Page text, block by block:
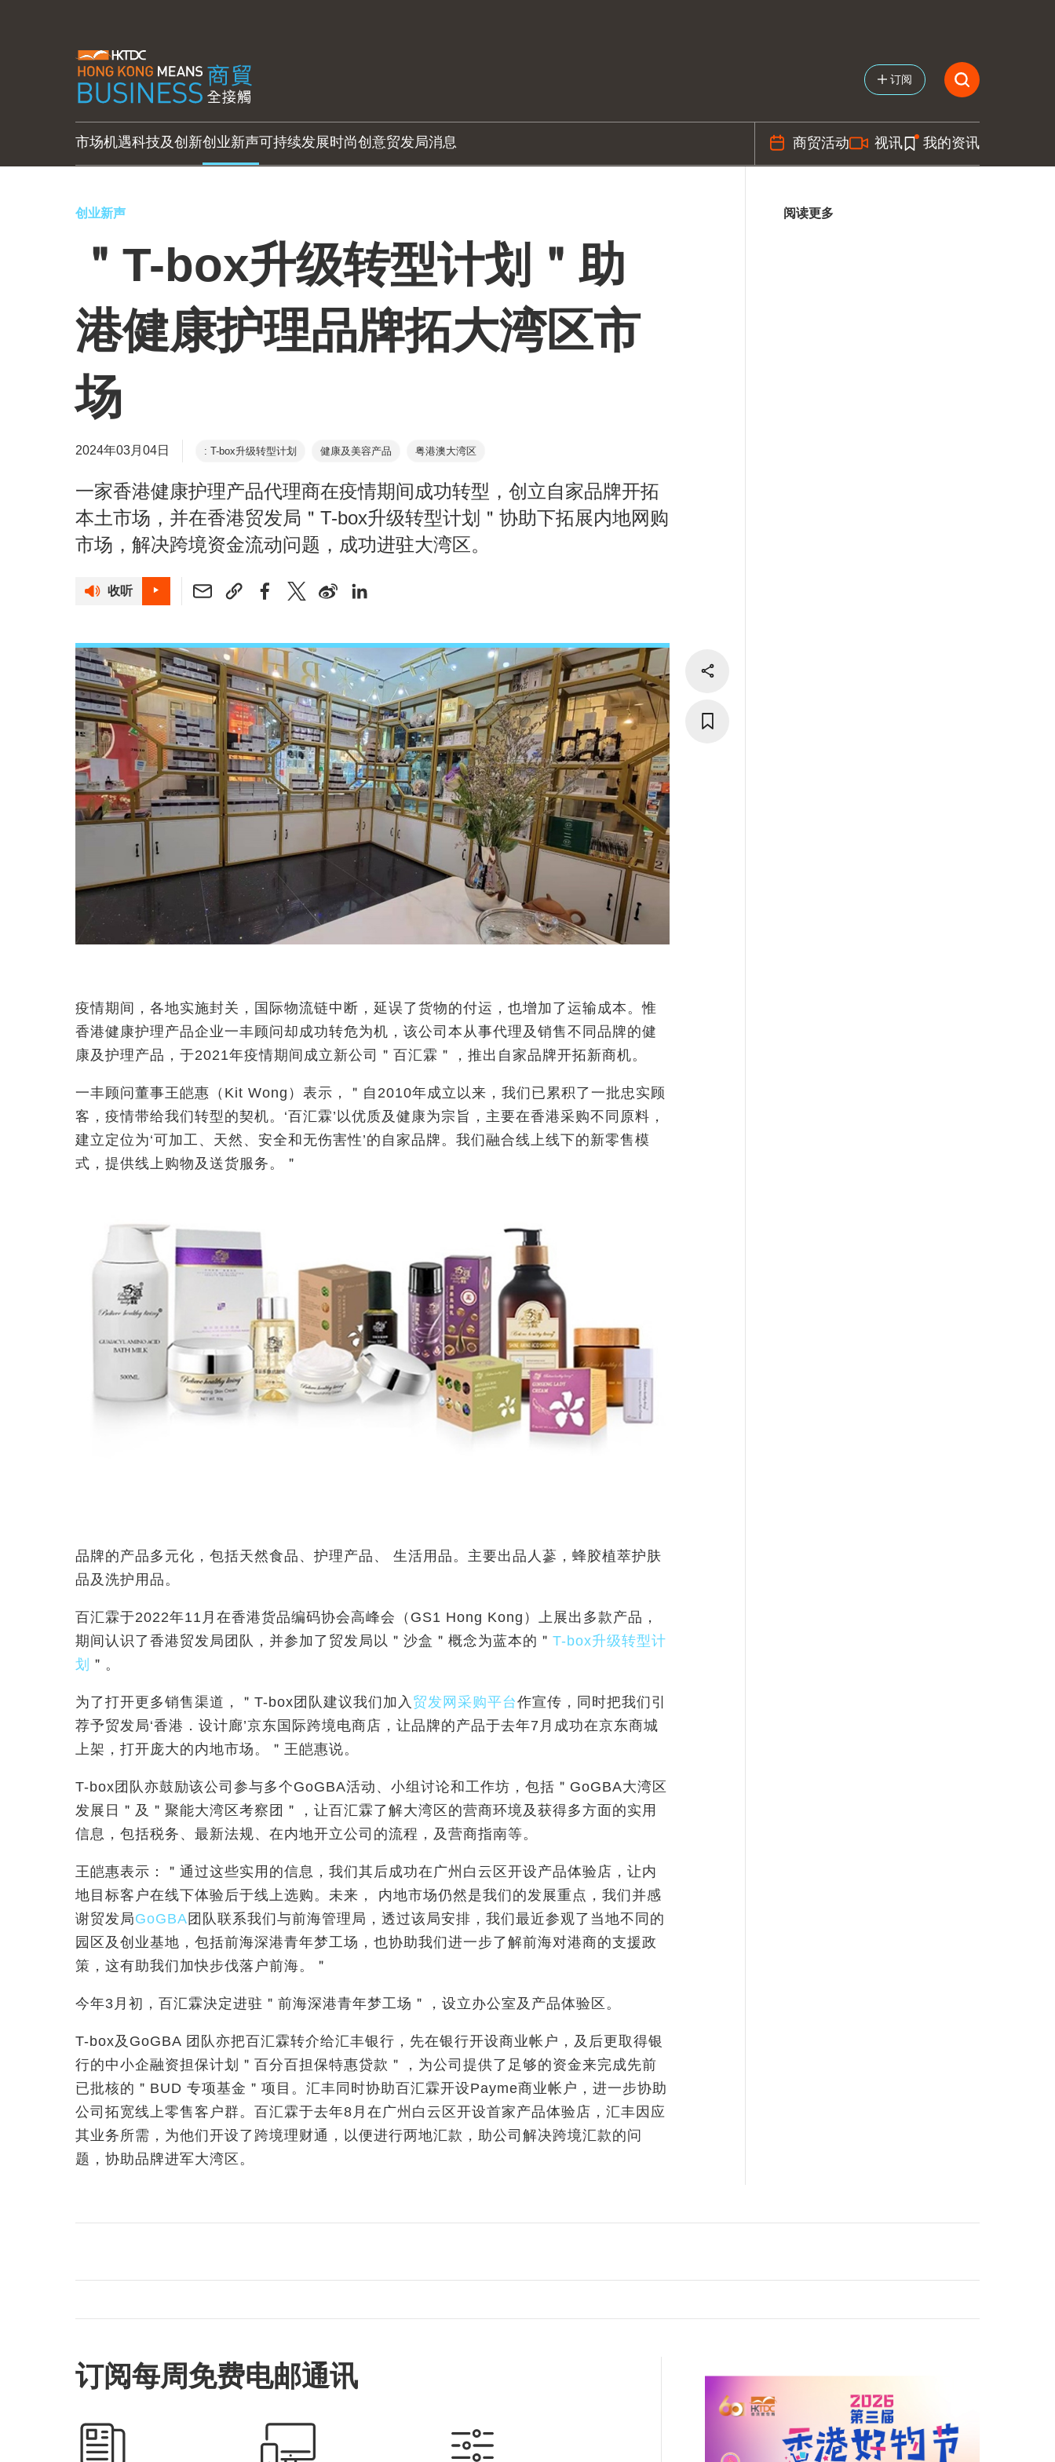
订阅
市场机遇科技及创新创业新声可持续发展时尚创意贸发局消息 商贸活动 视讯 我的资讯
创业新声
＂T-box升级转型计划＂助
港健康护理品牌拓大湾区市
场
2024年03月04日 : T-box升级转型计划 健康及美容产品 粤港澳大湾区
一家香港健康护理产品代理商在疫情期间成功转型，创立自家品牌开拓
本土市场，并在香港贸发局＂T-box升级转型计划＂协助下拓展内地网购
市场，解决跨境资金流动问题，成功进驻大湾区。
收听
疫情期间，各地实施封关，国际物流链中断，延误了货物的付运，也增加了运输成本。惟
香港健康护理产品企业一丰顾问却成功转危为机，该公司本从事代理及销售不同品牌的健
康及护理产品，于2021年疫情期间成立新公司＂百汇霖＂，推出自家品牌开拓新商机。
一丰顾问董事王皑惠（Kit Wong ）表示，＂自 2010年成立以来，我们已累积了一批忠实顾
客，疫情带给我们转型的契机。‘百汇霖’以优质及健康为宗旨，主要在香港采购不同原料，
建立定位为‘可加工、天然、安全和无伤害性’的自家品牌。我们融合线上线下的新零售模
式，提供线上购物及送货服务。＂
品牌的产品多元化，包括天然食品、护理产品、 生活用品。主要出品人蔘，蜂胶植萃护肤
品及洗护用品。
百汇霖于2022年11 月在香港货品编码协会高峰会（ GS1 Hong Kong ）上展出多款产品，
期间认识了香港贸发局团队，并参加了贸发局以＂沙盒＂概念为蓝本的＂ T-box升级转型计
划 ＂ 。
为了打开更多销售渠道，＂T-box 团队建议我们加入 贸发网采购平台作宣传，同时把我们引
荐予贸发局‘香港．设计廊’京东国际跨境电商店，让品牌的产品于去年7 月成功在京东商城
上架，打开庞大的内地市场。＂王皑惠说。
T-box 团队亦鼓励该公司参与多个GoGBA活动、小组讨论和工作坊，包括＂ GoGBA大湾区
发展日＂及＂聚能大湾区考察团＂，让百汇霖了解大湾区的营商环境及获得多方面的实用
信息，包括税务、最新法规、在内地开立公司的流程，及营商指南等。
王皑惠表示：＂通过这些实用的信息，我们其后成功在广州白云区开设产品体验店，让内
地目标客户在线下体验后于线上选购。未来， 内地市场仍然是我们的发展重点，我们并感
谢贸发局GoGBA 团队联系我们与前海管理局，透过该局安排，我们最近参观了当地不同的
园区及创业基地，包括前海深港青年梦工场，也协助我们进一步了解前海对港商的支援政
策，这有助我们加快步伐落户前海。＂
今年3 月初，百汇霖決定进驻＂前海深港青年梦工场＂，设立办公室及产品体验区。
T-box及 GoGBA 团队亦把百汇霖转介给汇丰银行，先在银行开设商业帐户，及后更取得银
行的中小企融资担保计划＂百分百担保特惠贷款＂，为公司提供了足够的资金来完成先前
已批核的＂ BUD 专项基金＂项目。汇丰同时协助百汇霖开设Payme商业帐户，进一步协助
公司拓宽线上零售客户群。百汇霖于去年8 月在广州白云区开设首家产品体验店，汇丰因应
其业务所需，为他们开设了跨境理财通，以便进行两地汇款，助公司解决跨境汇款的问
题，协助品牌进军大湾区。
阅读更多
订阅每周免费电邮通讯